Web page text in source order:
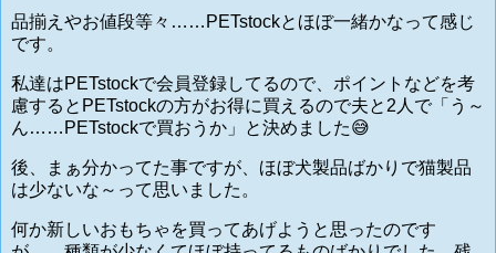
品揃えやお値段等々…… PETstockとほぼ一緒かなって感じ
です。
私達はPETstockで会員登録してるので、ポイントなどを考
慮するとPETstockの方がお得に買えるので夫と2人で「う～
ん……PETstockで買おうか」と決めました😅
後、まぁ分かってた事ですが、ほぼ犬製品ばかりで猫製品
は少ないな～って思いました。
何か新しいおもちゃを買ってあげようと思ったのです